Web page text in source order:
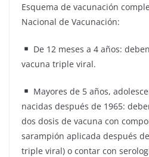
Esquema de vacunación
Nacional de Vacunación:
De 12 meses a 4 años:
vacuna triple viral.
Mayores de 5 años,
nacidas después de 1965:
dos dosis de vacuna con
sarampión aplicada después
triple viral) o contar con